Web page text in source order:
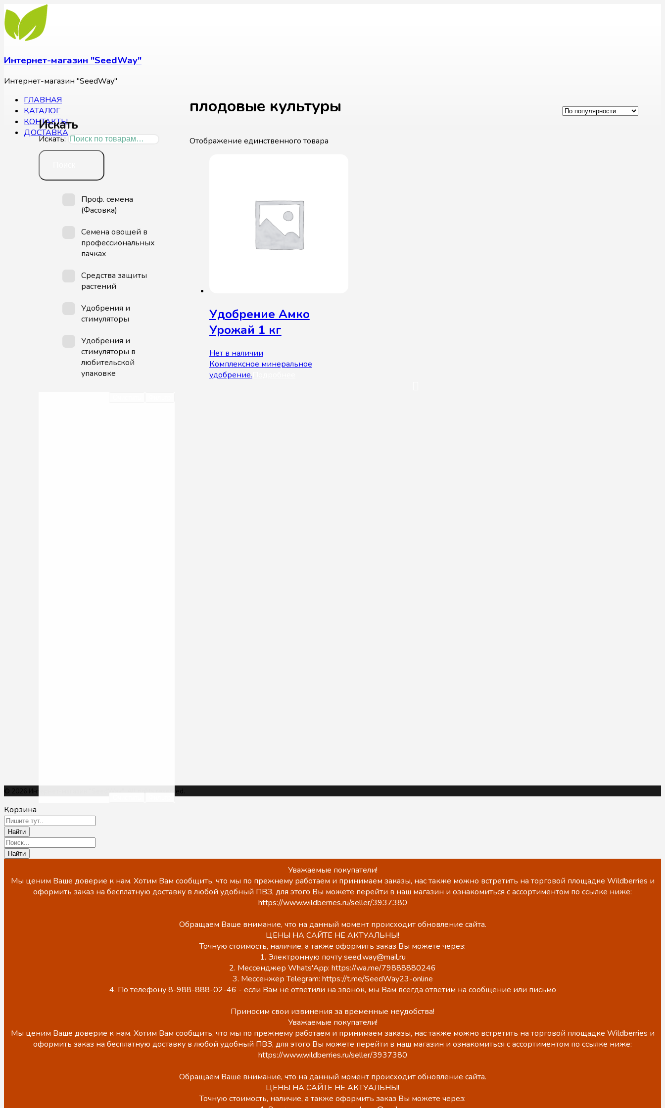
Интернет-магазин "SeedWay"
Интернет-магазин "SeedWay"
ГЛАВНАЯ
КАТАЛОГ
КОНТАКТЫ
ДОСТАВКА
плодовые культуры
Отображение единственного товара
Удобрение Амко
Урожай 1 кг
Нет в наличии
Комплексное минеральное
удобрение.
Искать
Искать:
Проф. семена
(Фасовка)
Семена овощей в
профессиональных
пачках
Средства защиты
растений
Удобрения и
стимуляторы
Удобрения и
стимуляторы в
любительской
упаковке
© 2026 Интернет-магазин "SeedWay". All rights reserved.
Корзина
Уважаемые покупатели!
Мы ценим Ваше доверие к нам. Хотим Вам сообщить, что мы по прежнему работаем и принимаем заказы, нас также можно встретить на торговой площадке Wildberries и
оформить заказ на бесплатную доставку в любой удобный ПВЗ, для этого Вы можете перейти в наш магазин и ознакомиться с ассортиментом по ссылке ниже:
https://www.wildberries.ru/seller/3937380
Обращаем Ваше внимание, что на данный момент происходит обновление сайта.
ЦЕНЫ НА САЙТЕ НЕ АКТУАЛЬНЫ!
Точную стоимость, наличие, а также оформить заказ Вы можете через:
1. Электронную почту seed.way@mail.ru
2. Мессенджер Whats'App: https://wa.me/79888880246
3. Мессенжер Telegram: https://t.me/SeedWay23-online
4. По телефону 8-988-888-02-46 - если Вам не ответили на звонок, мы Вам всегда ответим на сообщение или письмо
Приносим свои извинения за временные неудобства!
Уважаемые покупатели!
Мы ценим Ваше доверие к нам. Хотим Вам сообщить, что мы по прежнему работаем и принимаем заказы, нас также можно встретить на торговой площадке Wildberries и
оформить заказ на бесплатную доставку в любой удобный ПВЗ, для этого Вы можете перейти в наш магазин и ознакомиться с ассортиментом по ссылке ниже:
https://www.wildberries.ru/seller/3937380
Обращаем Ваше внимание, что на данный момент происходит обновление сайта.
ЦЕНЫ НА САЙТЕ НЕ АКТУАЛЬНЫ!
Точную стоимость, наличие, а также оформить заказ Вы можете через: